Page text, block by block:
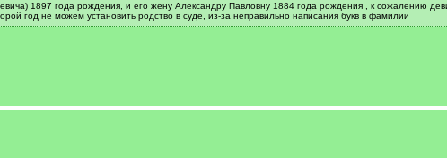
1897 года рождения, и его жену Александру Павловну 1884 года рождения , к сожалению
год не можем установить родство в суде, из-за неправильно написания букв в фамилии